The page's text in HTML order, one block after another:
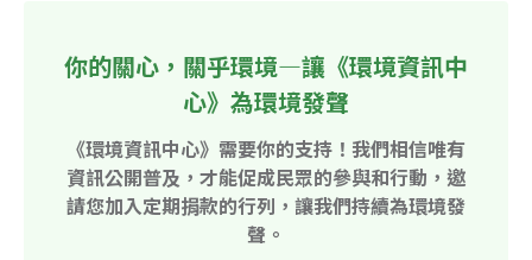
你的關心，關乎環境—讓《環境資訊中
心》為環境發聲
《環境資訊中心》需要你的支持！我們相信唯有
資訊公開普及，才能促成民眾的參與和行動，邀
請您加入定期捐款的行列，讓我們持續為環境發
聲。